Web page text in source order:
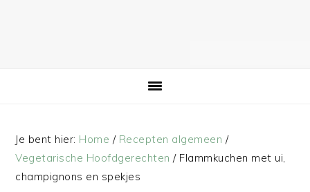
Je bent hier: Home / Recepten algemeen /
Vegetarische Hoofdgerechten /Flammkuchen met ui,
champignons en spekjes